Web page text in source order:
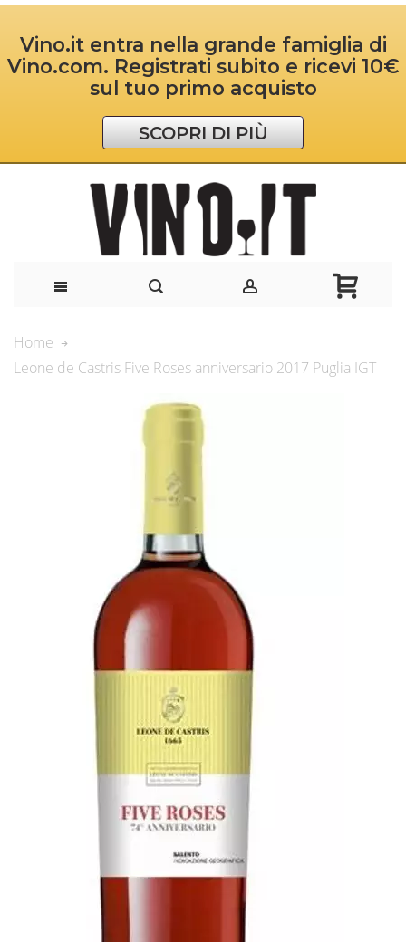
Vino.it entra nella grande famiglia di
Vino.com. Registrati subito e ricevi 10€
sul tuo primo acquisto
SCOPRI DI PIÙ
Home
Leone de Castris Five Roses anniversario 2017 Puglia IGT